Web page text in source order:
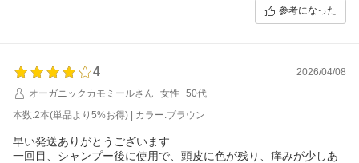
間を考えるとそこまで負担ではなく、続けやすいと思いました。
参考になった
4
2026/04/08
オーガニックカモミールさん
女性
50代
本数:2本(単品より5%お得) | カラー:ブラウン
早い発送ありがとうございます
一回目、シャンプー後に使用で、頭皮に色が残り、痒みが少しあ